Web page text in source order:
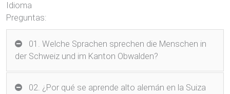
Idioma
Preguntas:
01. Welche Sprachen sprechen die Menschen in
der Schweiz und im Kanton Obwalden?
02. ¿Por qué se aprende alto alemán en la Suiza